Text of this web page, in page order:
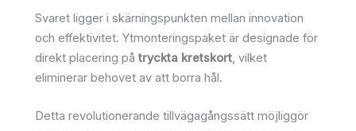
Svaret ligger i skärningspunkten mellan innovation
och effektivitet. Ytmonteringspaket är designade för
direkt placering på tryckta kretskort , vilket
eliminerar behovet av att borra hål.
Detta revolutionerande tillvägagångssätt möjliggör